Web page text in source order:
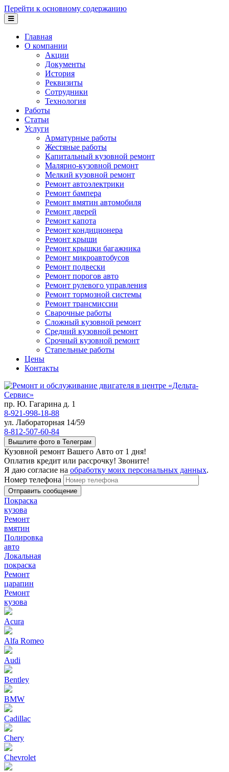
Перейти к основному содержанию
Главная
О компании
Акции
Документы
История
Реквизиты
Сотрудники
Технология
Работы
Статьи
Услуги
Арматурные работы
Жестяные работы
Капитальный кузовной ремонт
Малярно-кузовной ремонт
Мелкий кузовной ремонт
Ремонт автоэлектрики
Ремонт бампера
Ремонт вмятин автомобиля
Ремонт дверей
Ремонт капота
Ремонт кондиционера
Ремонт крыши
Ремонт крышки багажника
Ремонт микроавтобусов
Ремонт подвески
Ремонт порогов авто
Ремонт рулевого управления
Ремонт тормозной системы
Ремонт трансмиссии
Сварочные работы
Сложный кузовной ремонт
Средний кузовной ремонт
Срочный кузовной ремонт
Стапельные работы
Цены
Контакты
пр. Ю. Гагарина д. 1
8-921-998-18-88
ул. Лабораторная 14/59
8-812-507-60-84
Вышлите фото в Телеграм
Кузовной ремонт Вашего Авто от 1 дня!
Оплатив кредит или рассрочку! Звоните!
Я даю согласие на обработку моих персональных данных.
Номер телефона
Покраска
кузова
Ремонт
вмятин
Полировка
авто
Локальная
покраска
Ремонт
царапин
Ремонт
кузова
Acura
Alfa Romeo
Audi
Bentley
BMW
Cadillac
Chery
Chevrolet